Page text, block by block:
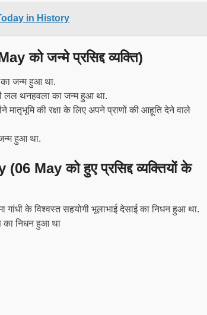
in History
को जन्मे प्रसिद्द व्यक्ति)
का जन्म हुआ था.
लल थनहवला का जन्म हुआ था.
की रक्षा के लिए अपने प्राणों की आहूति देने वाले
हुआ था.
May को हुए प्रसिद्द व्यक्तियों के
गांधी के विश्वस्त सहयोगी भूलाभाई देसाई का निधन हुआ था.
का निधन हुआ था